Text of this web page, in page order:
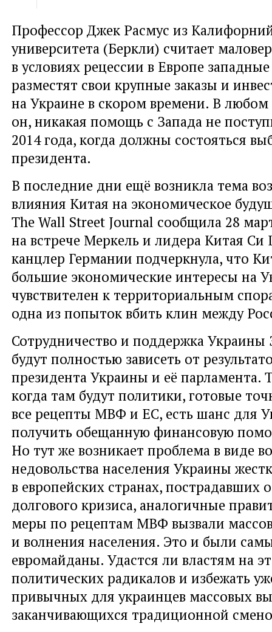
Профессор Джек Расмус из
университета (Беркли) считает
в условиях рецессии в Европе
разместят свои крупные заказы и
на Украине в скором времени. В любом
он, никакая помощь с Запада не
2014 года, когда должны состояться
президента.
В последние дни ещё возникла тема
влияния Китая на экономическое
The Wall Street Journal сообщила 28
на встрече Меркель и лидера Китая Си
канцлер Германии подчеркнула, что
большие экономические интересы на
чувствителен к территориальным
одна из попыток вбить клин между
Сотрудничество и поддержка Украины
будут полностью зависеть от
президента Украины и её парламента.
когда там будут политики, готовые
все рецепты МВФ и ЕС, есть шанс для
получить обещанную финансовую
Но тут же возникает проблема в виде
недовольства населения Украины
в европейских странах, пострадавших
долгового кризиса, аналогичные
меры по рецептам МВФ вызвали
и волнения населения. Это и были
евромайданы. Удастся ли властям на
политических радикалов и избежать
привычных для украинцев массовых
заканчивающихся традиционной